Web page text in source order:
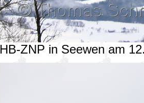
HB-ZNP in Seewen am